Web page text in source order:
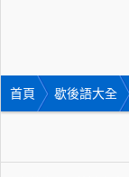
首頁 歇後語大全